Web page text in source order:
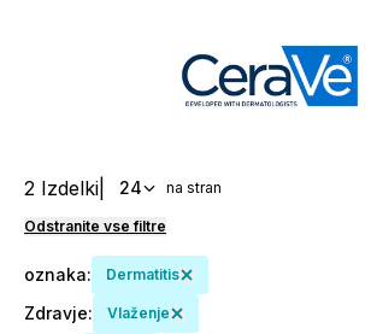
2 Izdelki 24 na stran
Odstranite vse filtre
oznaka: Dermatitis
Zdravje: Vlaženje